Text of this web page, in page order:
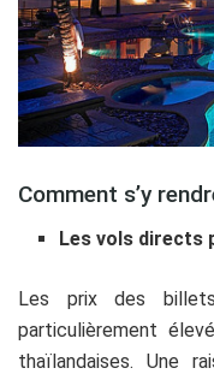
Comment s’y
Les vols directs
Les prix des
particulièrement
thaïlandaises. Une